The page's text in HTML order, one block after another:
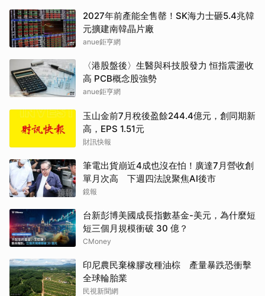
2027年前產能全售罄！SK海力士砸5.4兆韓
元擴建南韓晶片廠
anue鉅亨網
〈港股盤後〉生醫與科技股發力 恒指震盪收
高 PCB概念股強勢
anue鉅亨網
玉山金前7月稅後盈餘244.4億元，創同期新
高，EPS 1.51元
財訊快報
筆電出貨崩近4成也沒在怕！廣達7月營收創
單月次高 下週四法說聚焦AI後市
鏡報
台新彭博美國成長指數基金-美元，為什麼短
短三個月規模衝破 30 億？
CMoney
印尼農民棄橡膠改種油棕 產量暴跌恐衝擊
全球輪胎業
民視新聞網